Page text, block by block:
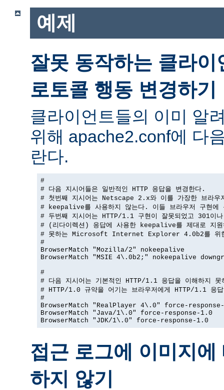
예제
잘못 동작하는 클라
로토콜 행동 변경하기
클라이언트들의 이미 알
위해 apache2.conf에 다
란다.
#
# 다음 지시어들은 일반적인 HTTP 응답을 변경한다.
# 첫번째 지시어는 Netscape 2.x와 이를 가장한 브라우
# keepalive를 사용하지 않는다. 이들 브라우저 구현에
# 두번째 지시어는 HTTP/1.1 구현이 잘못되었고 301이
# (리다이렉션) 응답에 사용한 keepalive를 제대로 지원
# 못하는 Microsoft Internet Explorer 4.0b2를 위
#
BrowserMatch "Mozilla/2" nokeepalive
BrowserMatch "MSIE 4\.0b2;" nokeepalive
#
# 다음 지시어는 기본적인 HTTP/1.1 응답을 이해하지 못
# HTTP/1.0 규약을 어기는 브라우저에게 HTTP/1.1 응
#
BrowserMatch "RealPlayer 4\.0" force-
BrowserMatch "Java/1\.0" force-response-1.0
BrowserMatch "JDK/1\.0" force-response-1.0
접근 로그에 이미지
하지 않기